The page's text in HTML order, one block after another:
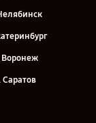
Воронеж
Саратов